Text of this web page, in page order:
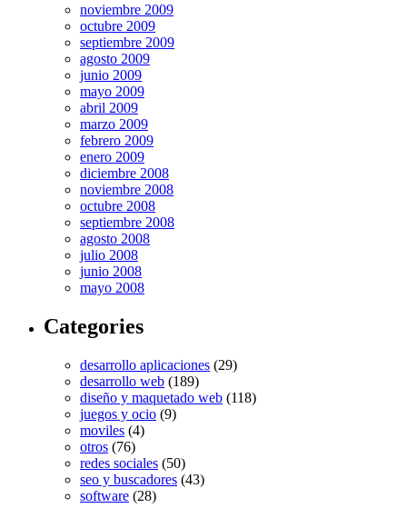
noviembre 2009
octubre 2009
septiembre 2009
agosto 2009
junio 2009
mayo 2009
abril 2009
marzo 2009
febrero 2009
enero 2009
diciembre 2008
noviembre 2008
octubre 2008
septiembre 2008
agosto 2008
julio 2008
junio 2008
mayo 2008
Categories
desarrollo aplicaciones (29)
desarrollo web (189)
diseño y maquetado web (118)
juegos y ocio (9)
moviles (4)
otros (76)
redes sociales (50)
seo y buscadores (43)
software (28)